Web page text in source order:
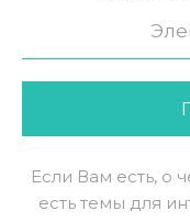
Если Вам есть, о
есть темы для